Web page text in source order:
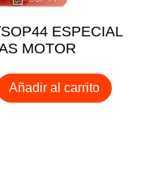
ESPECIAL
MOTOR
Añadir al carrito